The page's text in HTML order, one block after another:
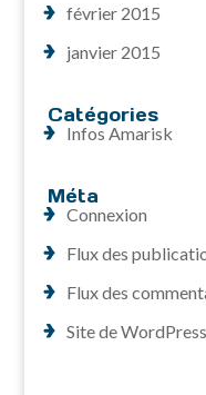
février 2015
janvier 2015
Catégories
Infos Amarisk
Méta
Connexion
Flux des
Flux des
Site de